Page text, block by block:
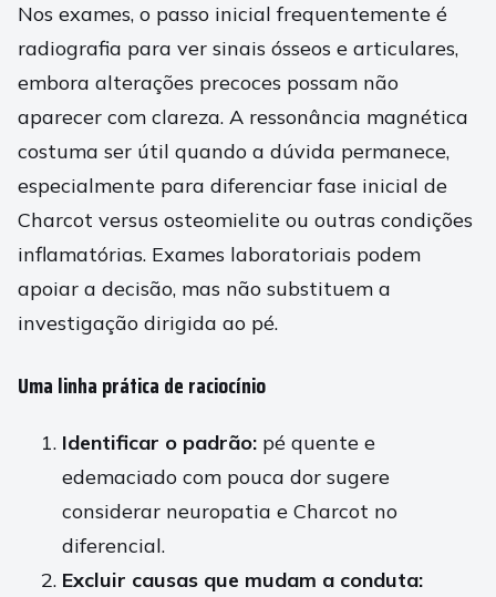
Nos exames, o passo inicial frequentemente é
radiografia para ver sinais ósseos e articulares,
embora alterações precoces possam não
aparecer com clareza. A ressonância magnética
costuma ser útil quando a dúvida permanece,
especialmente para diferenciar fase inicial de
Charcot versus osteomielite ou outras condições
inflamatórias. Exames laboratoriais podem
apoiar a decisão, mas não substituem a
investigação dirigida ao pé.
Uma linha prática de raciocínio
Identificar o padrão: pé quente e
edemaciado com pouca dor sugere
considerar neuropatia e Charcot no
diferencial.
Excluir causas que mudam a conduta: